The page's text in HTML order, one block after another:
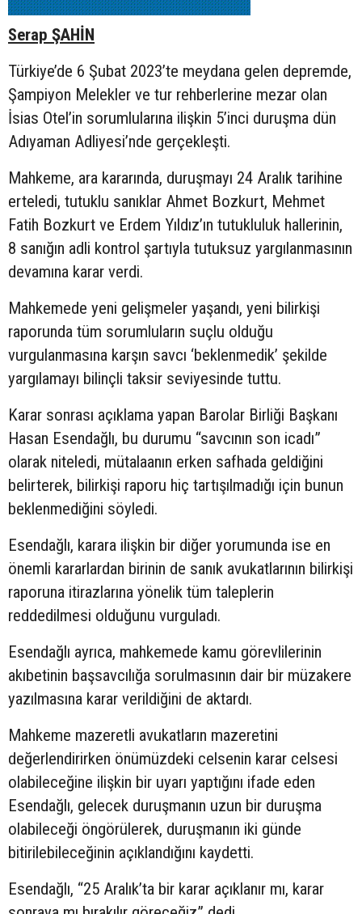
Serap ŞAHİN
Türkiye’de 6 Şubat 2023’te meydana gelen depremde,
Şampiyon Melekler ve tur rehberlerine mezar olan
İsias Otel’in sorumlularına ilişkin 5’inci duruşma dün
Adıyaman Adliyesi’nde gerçekleşti.
Mahkeme, ara kararında, duruşmayı 24 Aralık tarihine
erteledi, tutuklu sanıklar Ahmet Bozkurt, Mehmet
Fatih Bozkurt ve Erdem Yıldız’ın tutukluluk hallerinin,
8 sanığın adli kontrol şartıyla tutuksuz yargılanmasının
devamına karar verdi.
Mahkemede yeni gelişmeler yaşandı, yeni bilirkişi
raporunda tüm sorumluların suçlu olduğu
vurgulanmasına karşın savcı ‘beklenmedik’ şekilde
yargılamayı bilinçli taksir seviyesinde tuttu.
Karar sonrası açıklama yapan Barolar Birliği Başkanı
Hasan Esendağlı, bu durumu “savcının son icadı”
olarak niteledi, mütalaanın erken safhada geldiğini
belirterek, bilirkişi raporu hiç tartışılmadığı için bunun
beklenmediğini söyledi.
Esendağlı, karara ilişkin bir diğer yorumunda ise en
önemli kararlardan birinin de sanık avukatlarının bilirkişi
raporuna itirazlarına yönelik tüm taleplerin
reddedilmesi olduğunu vurguladı.
Esendağlı ayrıca, mahkemede kamu görevlilerinin
akıbetinin başsavcılığa sorulmasının dair bir müzakere
yazılmasına karar verildiğini de aktardı.
Mahkeme mazeretli avukatların mazeretini
değerlendirirken önümüzdeki celsenin karar celsesi
olabileceğine ilişkin bir uyarı yaptığını ifade eden
Esendağlı, gelecek duruşmanın uzun bir duruşma
olabileceği öngörülerek, duruşmanın iki günde
bitirilebileceğinin açıklandığını kaydetti.
Esendağlı, “25 Aralık’ta bir karar açıklanır mı, karar